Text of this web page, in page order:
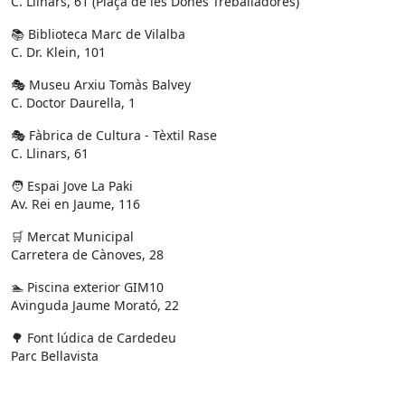
📚 Biblioteca Marc de Vilalba
C. Dr. Klein, 101
🎭 Museu Arxiu Tomàs Balvey
C. Doctor Daurella, 1
🎭 Fàbrica de Cultura - Tèxtil Rase
C. Llinars, 61
🧑 Espai Jove La Paki
Av. Rei en Jaume, 116
🛒 Mercat Municipal
Carretera de Cànoves, 28
🏊 Piscina exterior GIM10
Avinguda Jaume Morató, 22
🌳 Font lúdica de Cardedeu
Parc Bellavista